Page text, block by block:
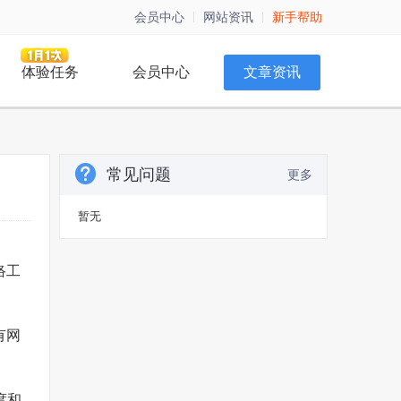
会员中心 网站资讯 新手帮助
体验任务 会员中心 文章资讯
工
网
更多
常见问题
暂无